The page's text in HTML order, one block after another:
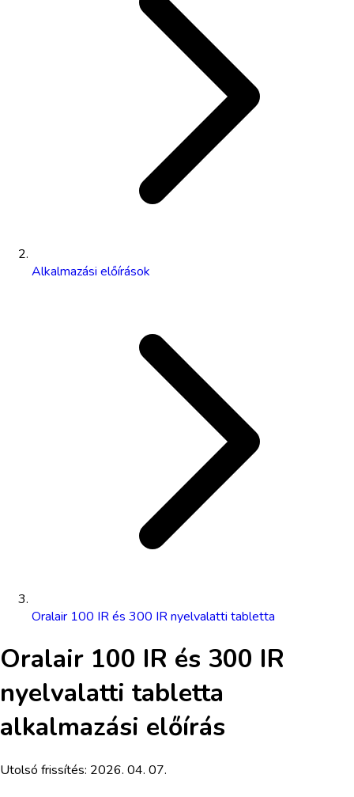
Alkalmazási előírások
Oralair 100 IR és 300 IR nyelvalatti tabletta
Oralair 100 IR és 300 IR
nyelvalatti tabletta
alkalmazási előírás
Utolsó frissítés: 2026. 04. 07.